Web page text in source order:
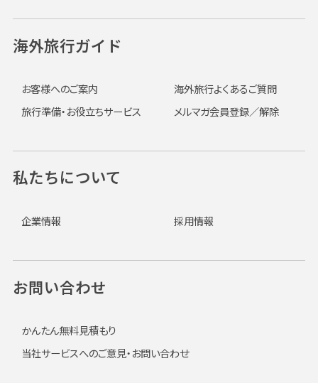
海外旅行ガイド
お客様へのご案内
海外旅行よくあるご質問
旅行準備・お役立ちサービス
メルマガ会員登録／解除
私たちについて
企業情報 採用情報
お問い合わせ
かんたん無料見積もり
当社サービスへのご意見・お問い合わせ